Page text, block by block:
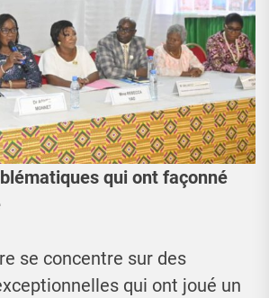
qui ont façonné
se concentre sur des
qui ont joué un